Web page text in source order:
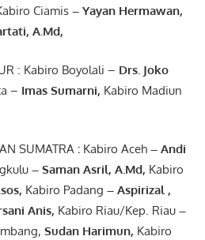
Ciamis– Yayan Hermawan,
, A.Md,
: Kabiro Boyolali – Drs. Joko
– Imas Sumarni, Kabiro Madiun
SUMATRA :Kabiro Aceh– Andi
– Saman Asril, A.Md, Kabiro
Kabiro Padang – Aspirizal ,
Anis, Kabiro Riau/Kep. Riau–
Sudan Harimun, Kabiro